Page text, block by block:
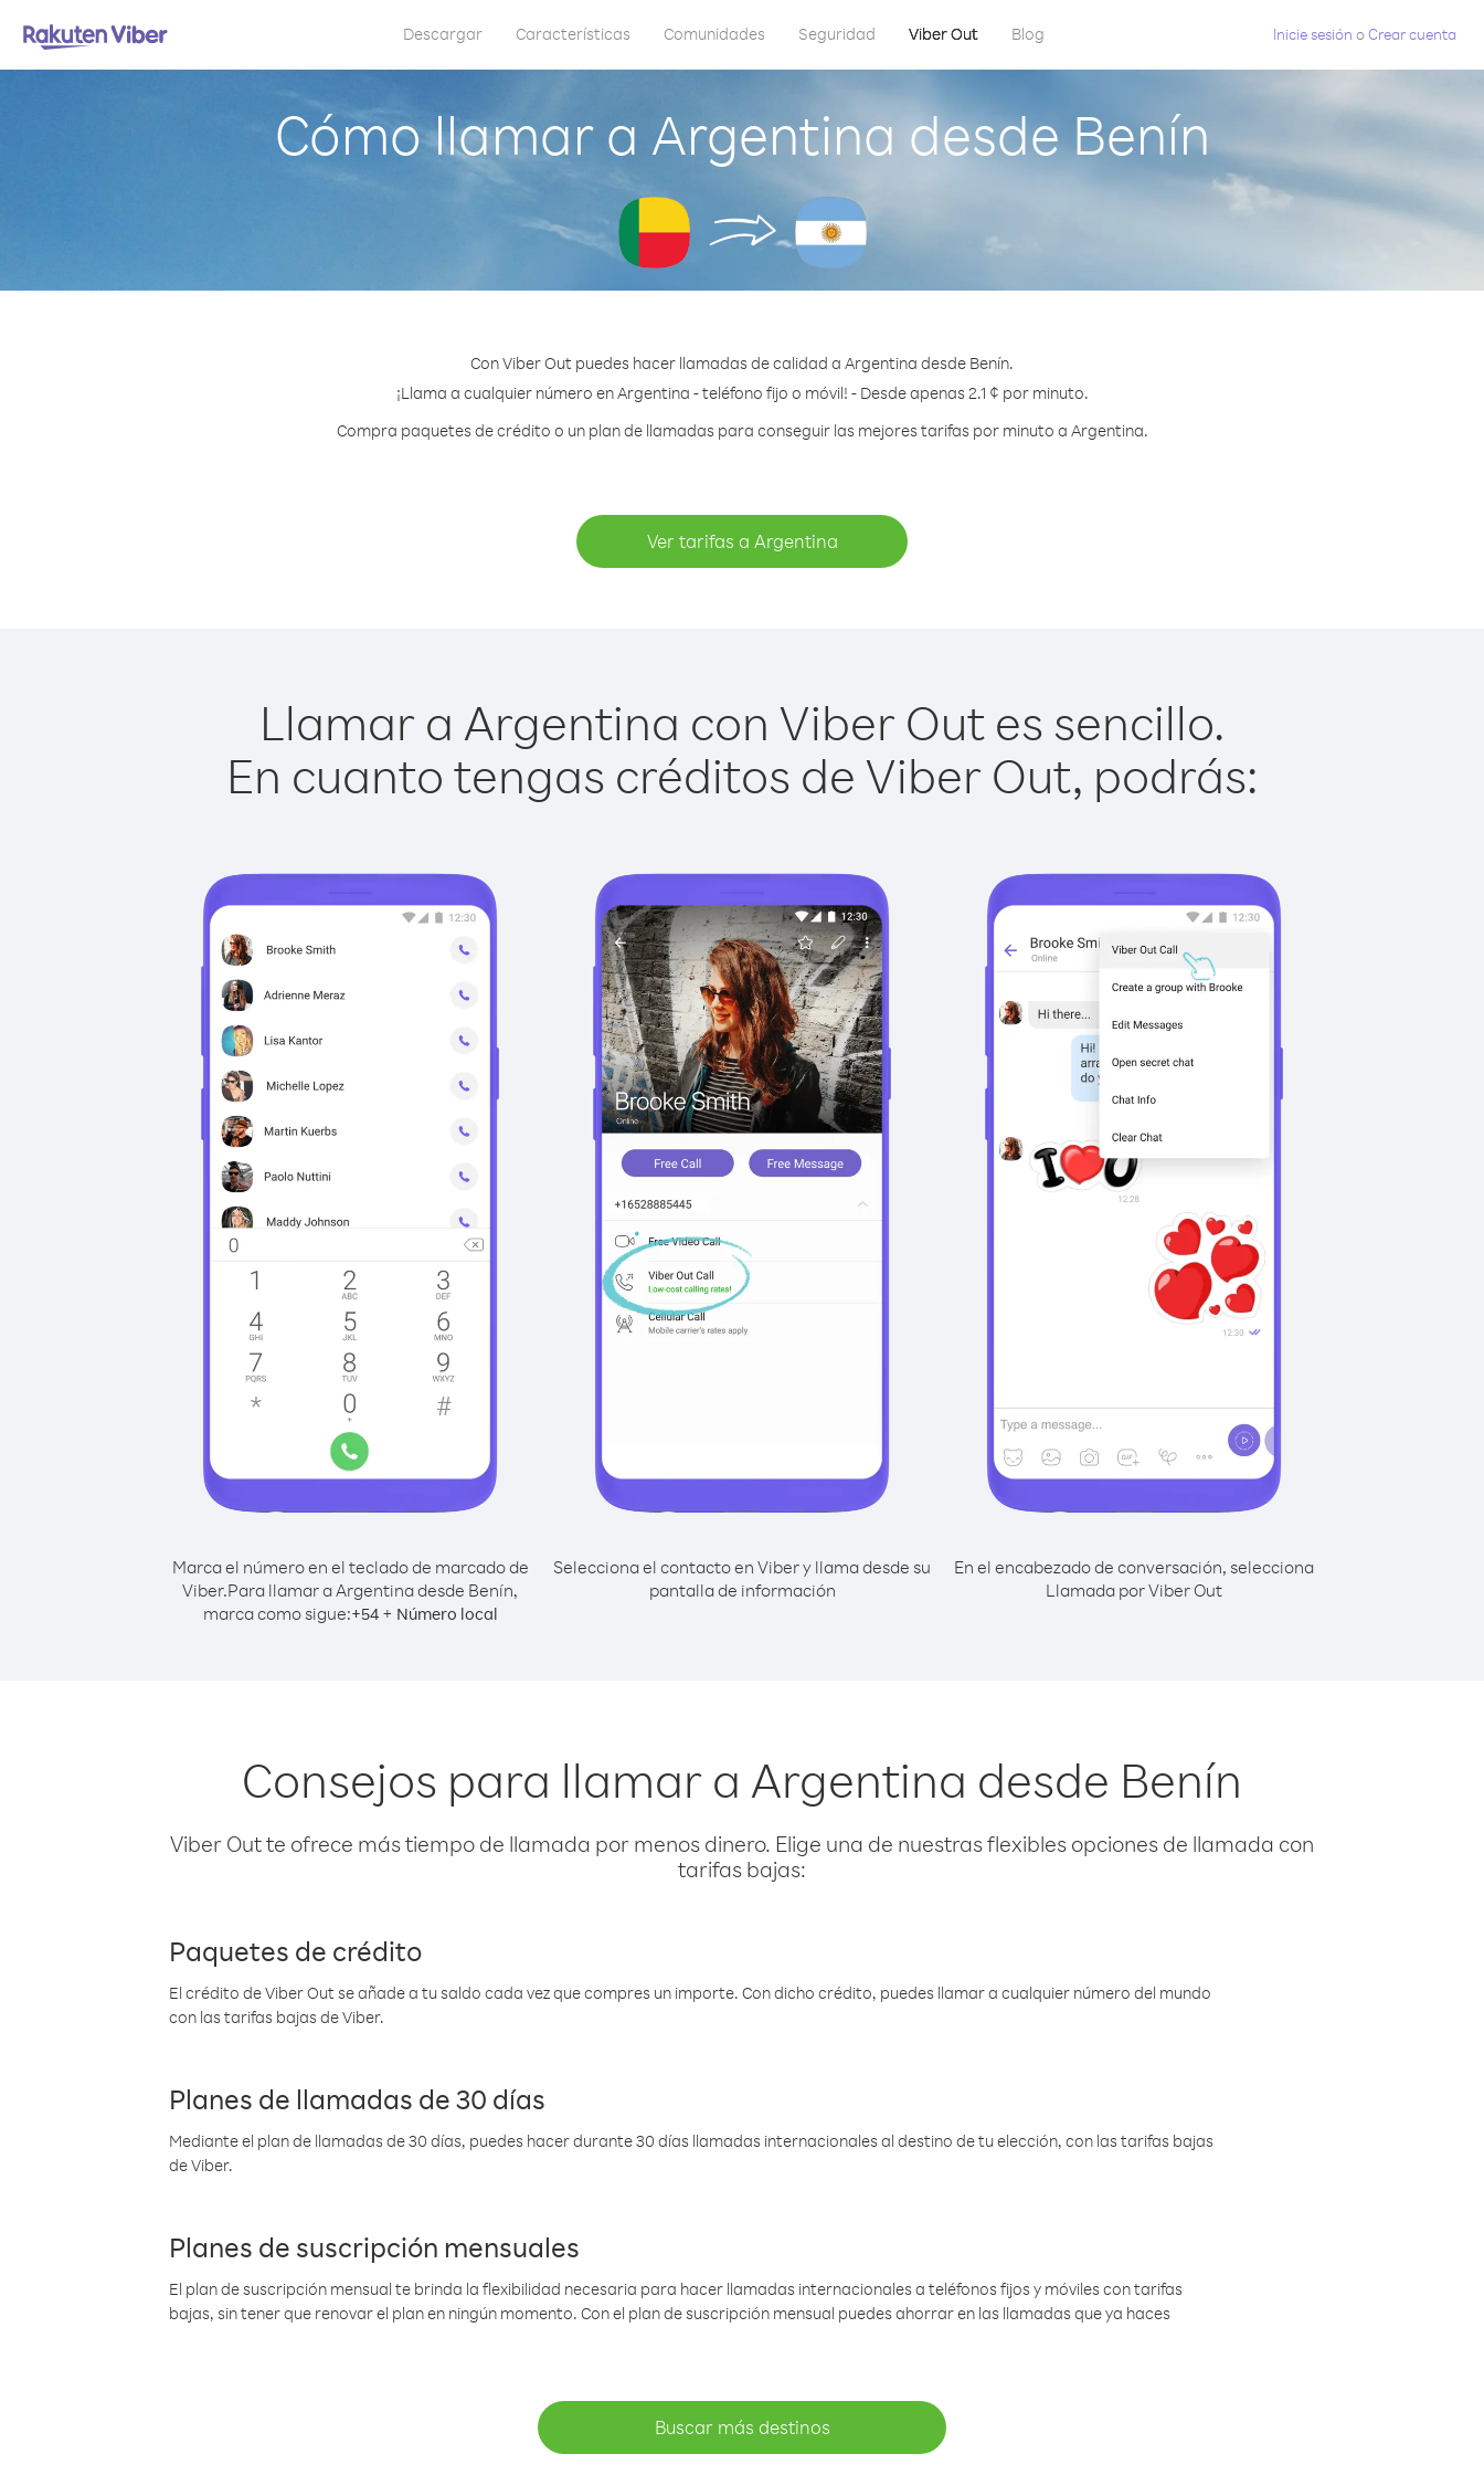
Descargar Características Comunidades Seguridad Viber Out Blog Inicie sesión oCrear cuenta
Cómo llamar a Argentina desde Benín
Con Viber Out puedes hacer llamadas de calidad a Argentina desde Benín.
¡Llama a cualquier número en Argentina - teléfono fijo o móvil! - Desde apenas 2.1 ¢ por minuto.
Compra paquetes de crédito o un plan de llamadas para conseguir las mejores tarifas por minuto a Argentina.
Ver tarifas a Argentina
Llamar a Argentina con Viber Out es sencillo.
En cuanto tengas créditos de Viber Out, podrás:
Marca el número en el teclado de marcado de
Viber.Para llamar a Argentina desde Benín,
marca como sigue:+54+ Número local
Selecciona el contacto en Viber y llama desde su
pantalla de información
En el encabezado de conversación, selecciona
Llamada por Viber Out
Consejos para llamar a Argentina desde Benín
Viber Out te ofrece más tiempo de llamada por menos dinero. Elige una de nuestras flexibles opciones de llamada con
tarifas bajas:
Paquetes de crédito
El crédito de Viber Out se añade a tu saldo cada vez que compres un importe. Con dicho crédito, puedes llamar a cualquier número del mundo
con las tarifas bajas de Viber.
Planes de llamadas de 30 días
Mediante el plan de llamadas de 30 días, puedes hacer durante 30 días llamadas internacionales al destino de tu elección, con las tarifas bajas
de Viber.
Planes de suscripción mensuales
El plan de suscripción mensual te brinda la flexibilidad necesaria para hacer llamadas internacionales a teléfonos fijos y móviles con tarifas
bajas, sin tener que renovar el plan en ningún momento. Con el plan de suscripción mensual puedes ahorrar en las llamadas que ya haces
Buscar más destinos